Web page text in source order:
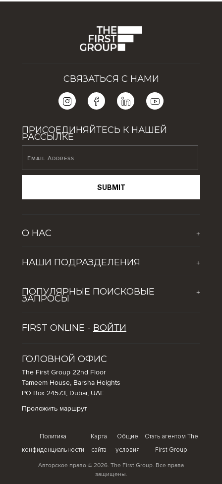
СВЯЗАТЬСЯ С НАМИ
ПРИСОЕДИНЯЙТЕСЬ К НАШЕЙ
РАССЫЛКЕ
SUBMIT
О НАС +
Новости
Вакансии
НАШИ ПОДРАЗДЕЛЕНИЯ +
Global Solutions by The First Group
Управление активами
ПОПУЛЯРНЫЕ ПОИСКОВЫЕ
ЗАПРОСЫ
+
ТУРИСТОВ
Как инвестировать в Дубай: использование
возможностей в сфере недвижимости и гостиничного
бизнеса города
FIRST ONLINE - ВОЙТИ
ГОЛОВНОЙ ОФИС
The First Group 22nd Floor
Tameem House, Barsha Heights
PO Box 24573, Dubai, UAE
Проложить маршрут
Политика
конфиденциальности
Карта
сайта
Общие
условия
Стать агентом The
First Group
Авторское право © 2026. The First Group. Все права
защищены.